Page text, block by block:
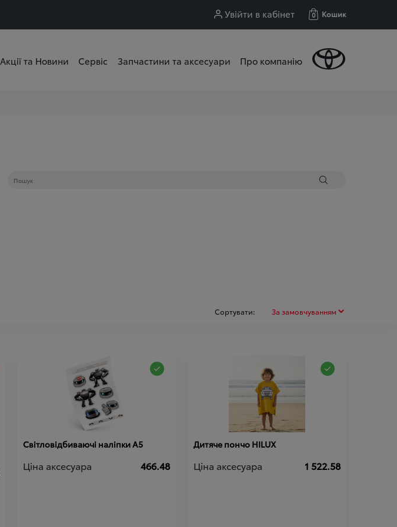
Увійти в кабінет 0 Кошик
Акції та Новини Сервіс Запчастини та аксесуари Про компанію
Сортувати:
Світловідбиваючі наліпки A5
Ціна аксесуара 466.48
Дитяче пончо HILUX
Ціна аксесуара 1 522.58